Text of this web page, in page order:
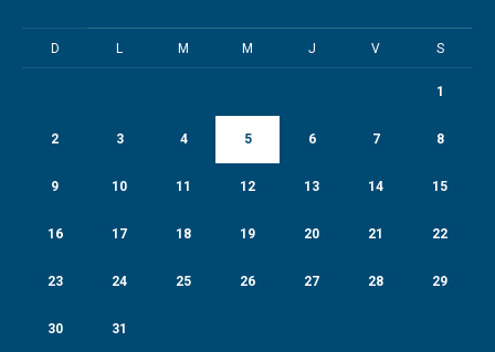
D L M M J V S
1
2 3 4 5 6 7 8
9 10 11 12 13 14 15
16 17 18 19 20 21 22
23 24 25 26 27 28 29
30 31